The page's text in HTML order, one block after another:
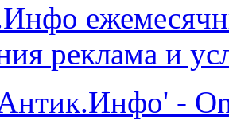
реклама и
-